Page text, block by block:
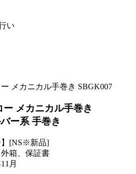
い
メカニカル手巻き
ー系 手巻き
】[NS※新品]
外箱、保証書
月